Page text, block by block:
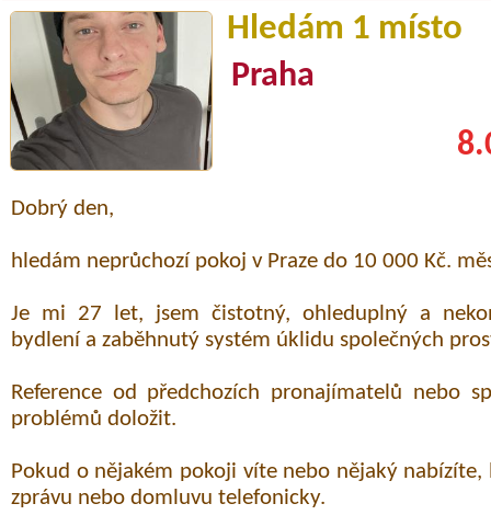
Hledám 1 místo
Praha
Dobrý den,
hledám neprůchozí pokoj v Praze do 10 000 Kč.
Je mi 27 let, jsem čistotný, ohleduplný a
bydlení a zaběhnutý systém úklidu společných
Reference od předchozích pronajímatelů nebo
problémů doložit.
Pokud o nějakém pokoji víte nebo nějaký
zprávu nebo domluvu telefonicky.